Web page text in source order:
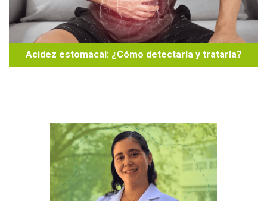
Acidez estomacal: ¿Cómo detectarla y tratarla?